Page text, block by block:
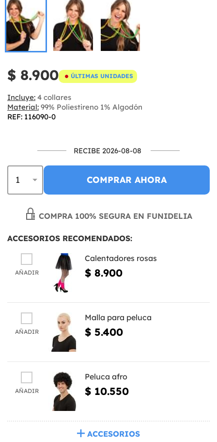
$ 8.900 ÚLTIMAS UNIDADES
Incluye: 4 collares
Material: 99% Poliestireno 1% Algodón
REF: 116090-0
RECIBE 2026-08-08
COMPRAR AHORA
COMPRA 100% SEGURA EN FUNIDELIA
ACCESORIOS RECOMENDADOS:
AÑADIR
Calentadores rosas
$ 8.900
AÑADIR
Malla para peluca
$ 5.400
AÑADIR
Peluca afro
$ 10.550
ACCESORIOS